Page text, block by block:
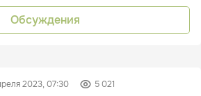
Обсуждения
2023, 07:30 5 021